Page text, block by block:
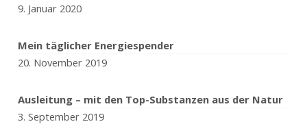
9. Januar 2020
Mein täglicher Energiespender
20. November 2019
Ausleitung – mit den Top-Substanzen aus der Natur
3. September 2019